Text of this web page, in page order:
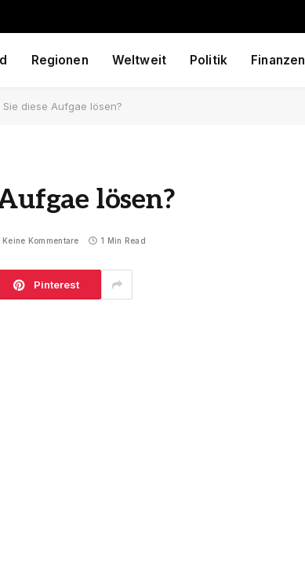
Regionen Weltweit Politik Finanzen
Sie diese Aufgae lösen?
lösen?
Keine Kommentare 1 Min Read
Pinterest